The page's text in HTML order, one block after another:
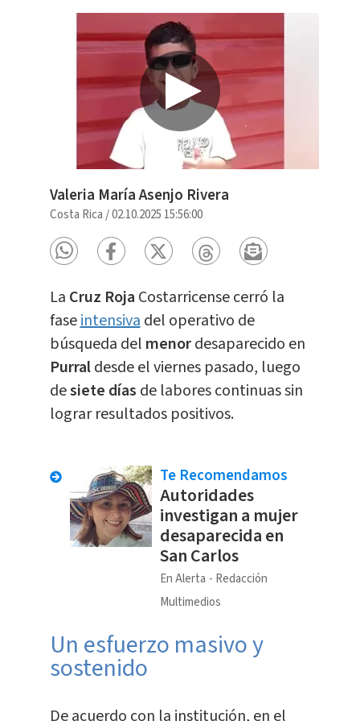
Valeria María Asenjo Rivera
Costa Rica /02.10.2025 15:56:00
La Cruz Roja Costarricense cerró la
faseintensivadel operativo de
búsqueda del menordesaparecido en
Purraldesde el viernes pasado, luego
desiete días de labores continuas sin
lograr resultados positivos.
Te Recomendamos
Autoridades
investigan a mujer
desaparecida en
San Carlos
En Alerta
Redacción
Multimedios
Un esfuerzo masivo y
sostenido
De acuerdo con la institución, en el